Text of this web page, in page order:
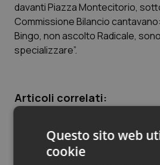
Puglia
Sardegna
Toscana
Umbria
Malattie rare
Malattia di Crohn &
Obesità
Oftalmologia
davanti Piazza Montecitorio,
Commissione Bilancio
Bingo, non ascolto Radicale,
specializzare”.
Articoli correlati:
Iniziative in tutta Italia
12 Dicembre 2013
Questo sito web
cookie